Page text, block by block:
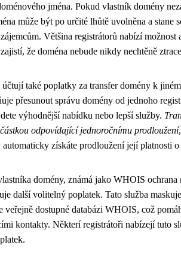
jména. Pokud vlastník domény
může být po určité lhůtě uvolněna a stane
Většina registrátorů nabízí možnost
že doména nebude nikdy nechtěně
také poplatky za transfer domény k
přesunout správu domény od jednoho
výhodnější nabídku nebo lepší služby.
odpovídající jednoročnímu prodloužení
automaticky získáte prodloužení její platnosti
domény, známá jako WHOIS ochrana
další volitelný poplatek. Tato služba
veřejně dostupné databázi WHOIS, což
kontakty. Některí registrátoři nabízejí tuto